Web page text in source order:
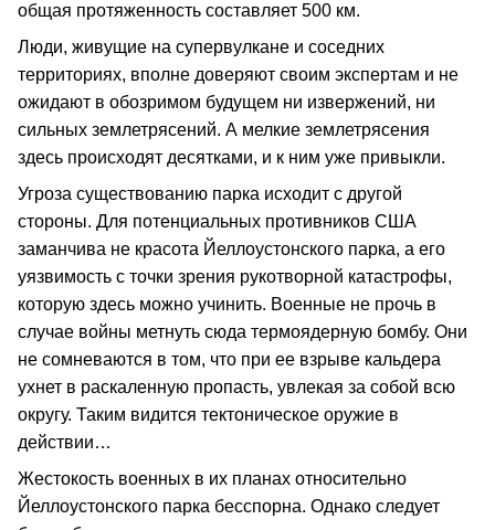
общая протяженность составляет 500 км.
Люди, живущие на супервулкане и соседних
территориях, вполне доверяют своим экспертам и не
ожидают в обозримом будущем ни извержений, ни
сильных землетрясений. А мелкие землетрясения
здесь происходят десятками, и к ним уже привыкли.
Угроза существованию парка исходит с другой
стороны. Для потенциальных противников США
заманчива не красота Йеллоустонского парка, а его
уязвимость с точки зрения рукотворной катастрофы,
которую здесь можно учинить. Военные не прочь в
случае войны метнуть сюда термоядерную бомбу. Они
не сомневаются в том, что при ее взрыве кальдера
ухнет в раскаленную пропасть, увлекая за собой всю
округу. Таким видится тектоническое оружие в
действии…
Жестокость военных в их планах относительно
Йеллоустонского парка бесспорна. Однако следует